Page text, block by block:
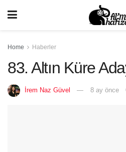
Home Haberler
83. Altın Küre
İrem Naz Güvel 8 ay önce